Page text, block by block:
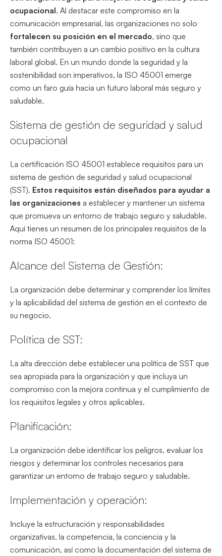
ocupacional. Al destacar este compromiso en la
comunicación empresarial, las organizaciones no solo
fortalecen su posición en el mercado, sino que
también contribuyen a un cambio positivo en la cultura
laboral global. En un mundo donde la seguridad y la
sostenibilidad son imperativos, la ISO 45001 emerge
como un faro guía hacia un futuro laboral más seguro y
saludable.
Sistema de gestión de seguridad y salud
ocupacional
La certificación ISO 45001 establece requisitos para un
sistema de gestión de seguridad y salud ocupacional
(SST). Estos requisitos están diseñados para ayudar a
las organizaciones a establecer y mantener un sistema
que promueva un entorno de trabajo seguro y saludable.
Aquí tienes un resumen de los principales requisitos de la
norma ISO 45001:
Alcance del Sistema de Gestión:
La organización debe determinar y comprender los límites
y la aplicabilidad del sistema de gestión en el contexto de
su negocio.
Política de SST:
La alta dirección debe establecer una política de SST que
sea apropiada para la organización y que incluya un
compromiso con la mejora continua y el cumplimiento de
los requisitos legales y otros aplicables.
Planificación:
La organización debe identificar los peligros, evaluar los
riesgos y determinar los controles necesarios para
garantizar un entorno de trabajo seguro y saludable.
Implementación y operación:
Incluye la estructuración y responsabilidades
organizativas, la competencia, la conciencia y la
comunicación, así como la documentación del sistema de